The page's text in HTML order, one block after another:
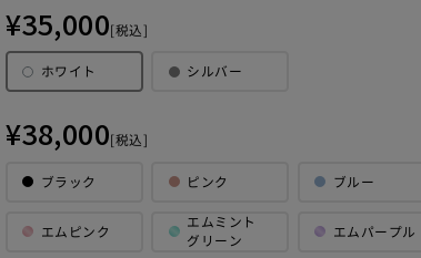
¥35,000 [税込]
ホワイト シルバー
¥38,000 [税込]
ブラック ピンク ブルー
エムピンク
エムミント
グリーン
エム パープル
た方につきましては、保証範囲が自然
。ご自身の保証内容をご確認いただく
す「延長保証書」をご確認ください。